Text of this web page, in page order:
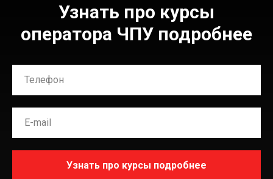
Узнать про курсы
оператора ЧПУ подробнее
Узнать про курсы подробнее